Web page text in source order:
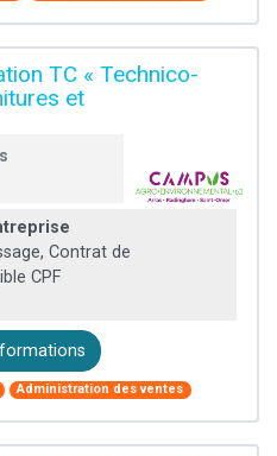
TC « Technico-
et
Contrat de
CPF
Administration des ventes